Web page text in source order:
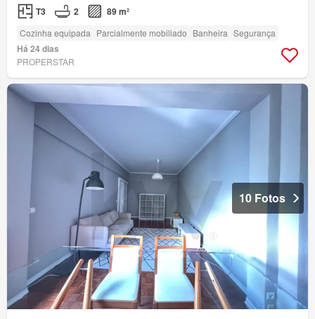
T3 2 89 m²
Cozinha equipada Parcialmente mobiliado Banheira Segurança
Há 24 dias
PROPERSTAR
10 Fotos